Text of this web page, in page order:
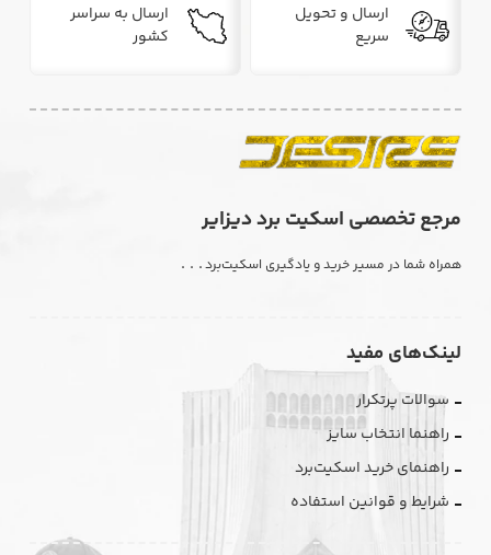
ارسال و تحویل
سریع
ارسال به سراسر
کشور
مرجع تخصصی اسکیت برد دیزایر
همراه شما در مسیر خرید و یادگیری اسکیت‌برد. . .
لینک‌های مفید
سوالات پرتکرار
راهنما انتخاب سایز
راهنمای خرید اسکیت‌برد
شرایط و قوانین استفاده